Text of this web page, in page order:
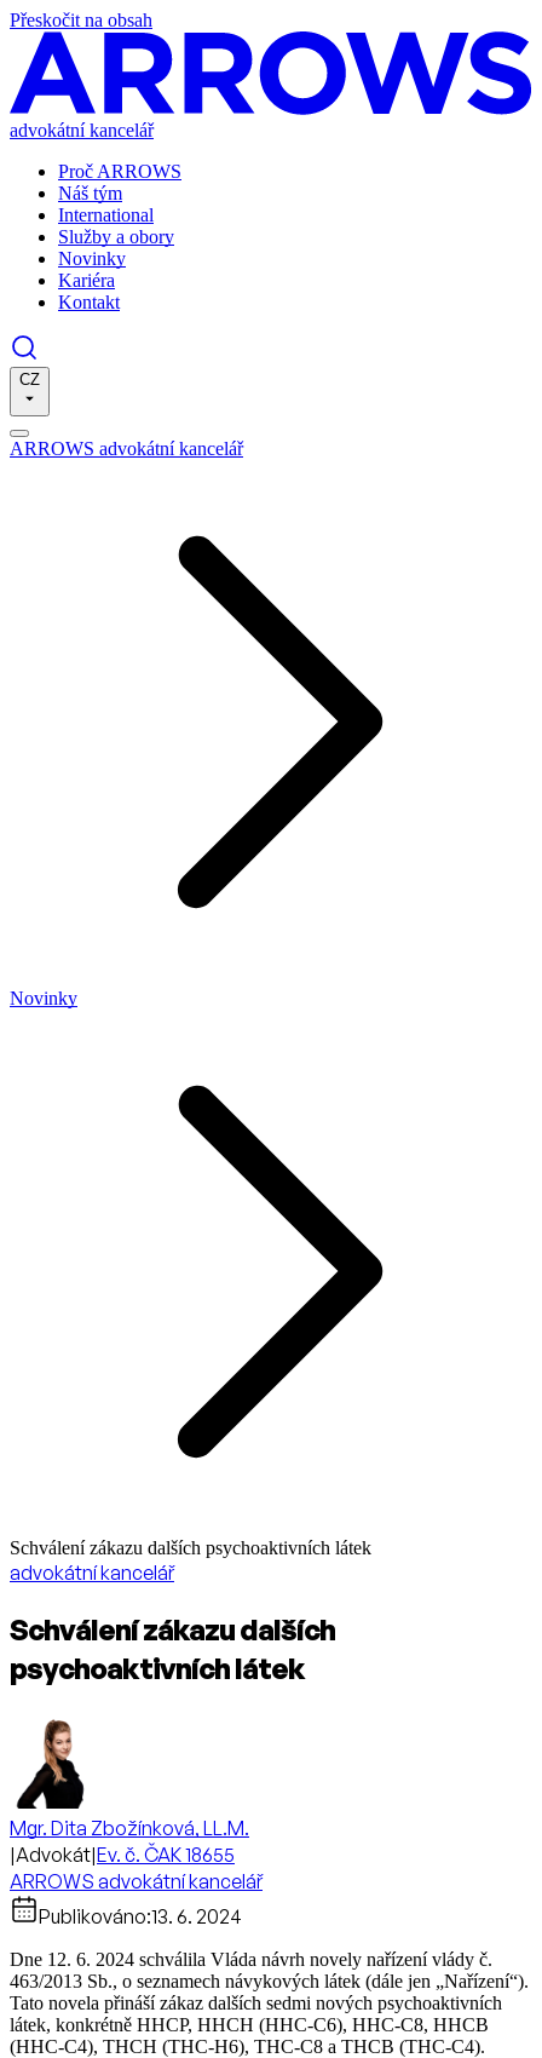
Přeskočit na obsah
advokátní kancelář
Proč ARROWS
Náš tým
International
Služby a obory
Novinky
Kariéra
Kontakt
CZ
ARROWS advokátní kancelář
Novinky
Schválení zákazu dalších psychoaktivních látek
advokátní kancelář
Schválení zákazu dalších
psychoaktivních látek
Mgr. Dita Zbožínková, LL.M.
|Advokát|Ev. č. ČAK 18655
ARROWS advokátní kancelář
Publikováno:13. 6. 2024
Dne 12. 6. 2024 schválila Vláda návrh novely nařízení vlády č.
463/2013 Sb., o seznamech návykových látek (dále jen „Nařízení“).
Tato novela přináší zákaz dalších sedmi nových psychoaktivních
látek, konkrétně HHCP, HHCH (HHC-C6), HHC-C8, HHCB
(HHC-C4), THCH (THC-H6), THC-C8 a THCB (THC-C4).